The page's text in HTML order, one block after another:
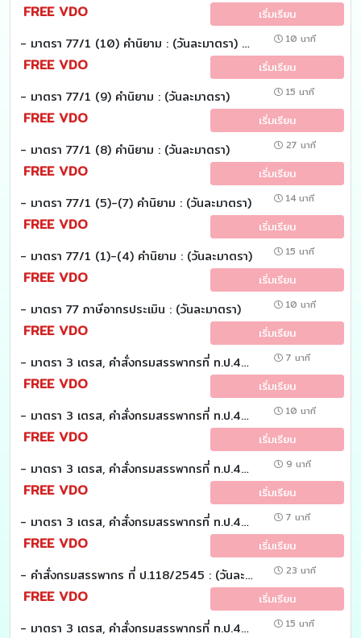
FREE VDO เริ่มเรียน
- มาตรา 77/1 (10) คำนิยาม : (วันละมาตรา) (บริการ) 10 นาที
FREE VDO เริ่มเรียน
- มาตรา 77/1 (9) คำนิยาม : (วันละมาตรา) 15 นาที
FREE VDO เริ่มเรียน
- มาตรา 77/1 (8) คำนิยาม : (วันละมาตรา) 27 นาที
FREE VDO เริ่มเรียน
- มาตรา 77/1 (5)-(7) คำนิยาม : (วันละมาตรา) 14 นาที
FREE VDO เริ่มเรียน
- มาตรา 77/1 (1)-(4) คำนิยาม : (วันละมาตรา) 15 นาที
FREE VDO เริ่มเรียน
- มาตรา 77 ภาษีอากรประเมิน : (วันละมาตรา) 10 นาที
FREE VDO เริ่มเรียน
- มาตรา 3 เตรส, คำสั่งกรมสรรพากรที่ ท.ป.4/2528 ข้อ 12/7, 13 : (วันละมาตรา) 7 นาที
FREE VDO เริ่มเรียน
- มาตรา 3 เตรส, คำสั่งกรมสรรพากรที่ ท.ป.4/2528 ข้อ 12/5, 12/6 : (วันละมาตรา) 10 นาที
FREE VDO เริ่มเรียน
- มาตรา 3 เตรส, คำสั่งกรมสรรพากรที่ ท.ป.4/2528 ข้อ 12/4 : (วันละมาตรา) 9 นาที
FREE VDO เริ่มเรียน
- มาตรา 3 เตรส, คำสั่งกรมสรรพากรที่ ท.ป.4/2528 ข้อ 12/3 : (วันละมาตรา) 7 นาที
FREE VDO เริ่มเรียน
- คำสั่งกรมสรรพากร ที่ ป.118/2545 : (วันละมาตรา) 23 นาที
FREE VDO เริ่มเรียน
- มาตรา 3 เตรส, คำสั่งกรมสรรพากรที่ ท.ป.4/2528 ข้อ 12/2 : (วันละมาตรา) 15 นาที